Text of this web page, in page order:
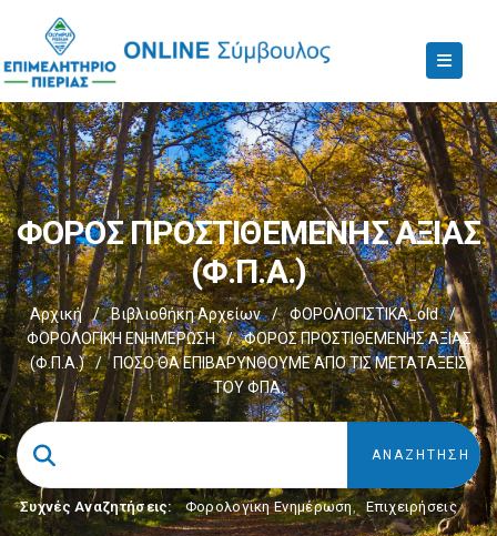
ΦΟΡΟΣ ΠΡΟΣΤΙΘΕΜΕΝΗΣ ΑΞΙΑΣ
(Φ.Π.Α.)
Αρχική / Βιβλιοθήκη Αρχείων / ΦΟΡΟΛΟΓΙΣΤΙΚΑ_old
/
ΦΟΡΟΛΟΓΙΚΗ ΕΝΗΜΕΡΩΣΗ
/
ΦΟΡΟΣ ΠΡΟΣΤΙΘΕΜΕΝΗΣ ΑΞΙΑΣ
(Φ.Π.Α.)
/
ΠΟΣΟ ΘΑ ΕΠΙΒΑΡΥΝΘΟΥΜΕ ΑΠΟ ΤΙΣ ΜΕΤΑΤΑΞΕΙΣ
ΤΟΥ ΦΠΑ.
Συχνές Αναζητήσεις: Φορολογικη Ενημέρωση, Επιχειρήσεις